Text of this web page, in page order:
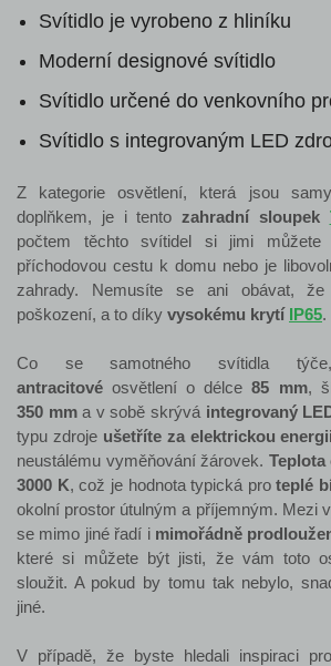
Svítidlo je vyrobeno z hliníku
Moderní designové svítidlo
Svítidlo určené do venkovního
Svítidlo s integrovaným LED
Z kategorie osvětlení, která jsou
doplňkem, je i tento zahradní sloupek
počtem těchto svítidel si jimi můžete
příchodovou cestu k domu nebo je
zahrady. Nemusíte se ani obávat,
poškození, a to díky vysokému krytí IP65.
Co se samotného svítidla
antracitovéosvětlení o délce85 mm,
350 mm a v sobě skrývá integrovaný
typu zdroje ušetříte za elektrickou energii
neustálému vyměňování žárovek.
3000 K, což je hodnota typická proteplé
okolní prostor útulným a příjemným. Mezi
se mimo jiné řadí i mimořádně
které si můžete být jisti, že vám toto
sloužit. A pokud by tomu tak nebylo,
jiné.
V případě, že byste hledali inspiraci